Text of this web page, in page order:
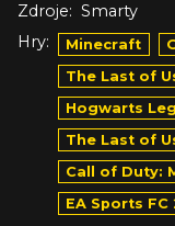
Zdroje: Smarty
Hry:
Minecraft
The Last of
Hogwarts
The Last of
Call of Duty:
EA Sports FC